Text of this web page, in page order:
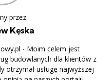
przez
Kęska
- Moim celem jest
budowlanych dla klientów z
otrzymał usługę najwyższej